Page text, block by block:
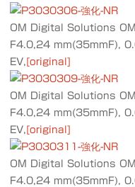
OM Digital Solutions
F4.0,24 mm(35mmF),
EV, [original]
OM Digital Solutions
F4.0,24 mm(35mmF),
EV, [original]
OM Digital Solutions
F4.0,24 mm(35mmF),